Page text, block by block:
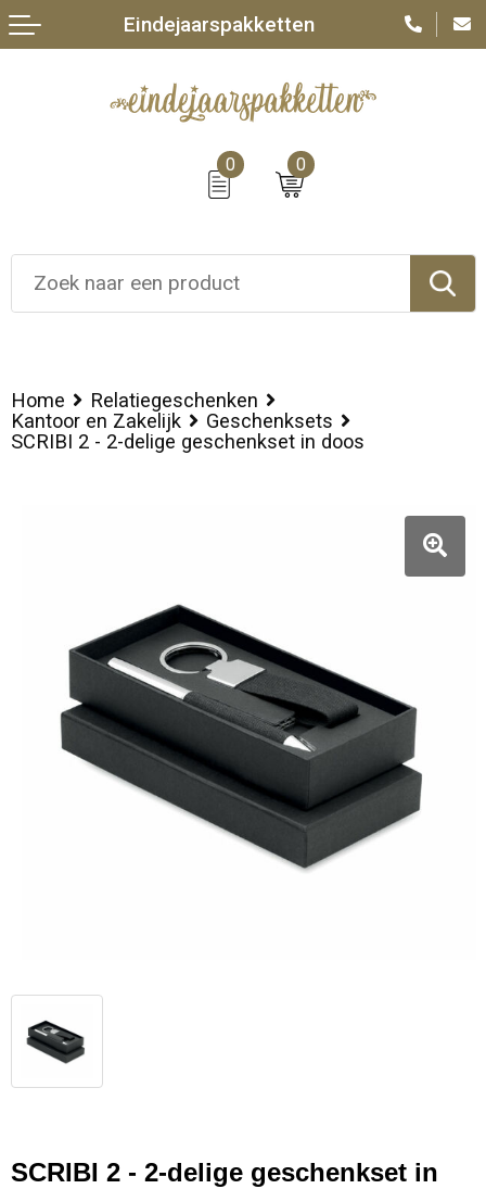
0 0
Eindejaarspakketten
Home
Relatiegeschenken
Kantoor en Zakelijk
Geschenksets
SCRIBI 2 - 2-delige geschenkset in doos
SCRIBI 2 - 2-delige geschenkset in